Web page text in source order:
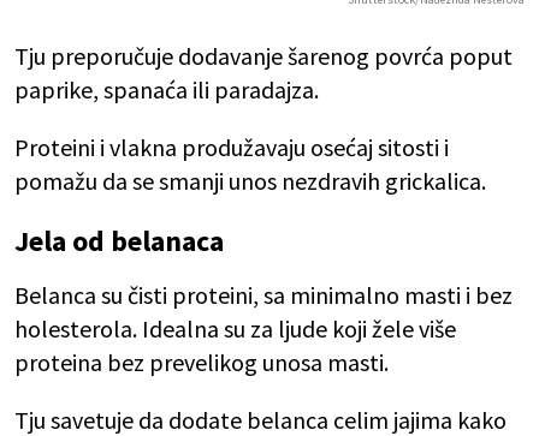
Tju preporučuje dodavanje šarenog povrća poput
paprike, spanaća ili paradajza.
Proteini i vlakna produžavaju osećaj sitosti i
pomažu da se smanji unos nezdravih grickalica.
Jela od belanaca
Belanca su čisti proteini, sa minimalno masti i bez
holesterola. Idealna su za ljude koji žele više
proteina bez prevelikog unosa masti.
Tju savetuje da dodate belanca celim jajima kako